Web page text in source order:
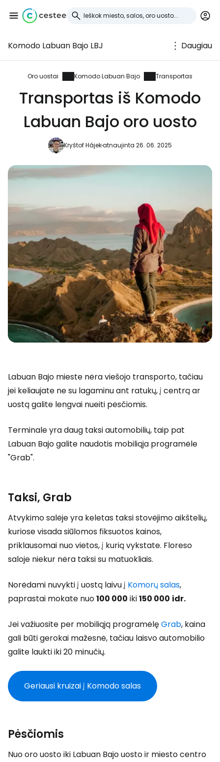
Komodo Labuan Bajo LBJ Daugiau
Oro uostai Komodo Labuan Bajo Transportas
Transportas iš Komodo
Labuan Bajo oro uosto
Kryštof Hájekatnaujinta 26. 06. 2025
Labuan Bajo mieste nėra viešojo transporto, tačiau
jei keliaujate ne su lagaminu ant ratukų, į centrą ar
uostą galite lengvai nueiti pėsčiomis.
Terminale yra daug taksi automobilių, taip pat
Labuan Bajo galite naudotis mobiliąja programėle
"Grab".
Taksi, Grab
Atvykimo salėje yra keletas taksi stovėjimo aikštelių,
kuriose visada siūlomos fiksuotos kainos,
priklausomai nuo vietos, į kurią vykstate. Floreso
saloje niekur nėra taksi su matuokliais.
Norėdami nuvykti į uostą laivu į Komorų salas,
paprastai mokate nuo100 000 iki150 000 idr.
Jei važiuosite per mobiliąją programėlęGrab, kaina
gali būti gerokai mažesnė, tačiau laisvo automobilio
galite laukti iki 20 minučių.
Geriausi kruizai į Komodo salas
Pėsčiomis
Nuo oro uosto iki Labuan Bajo uosto ir miesto centro
Prisijunkite prie
Cestee
... pasaulinė kelionių bendruomenė
Tęsti su Google
Tęsti su Facebook
Tęsti el. paštu